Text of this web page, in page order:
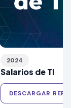
2024
Salarios de TI
DESCARGAR